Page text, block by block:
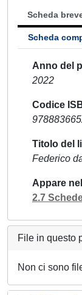
Scheda
Scheda
Anno del
2022
Codice
Titolo del
Federico
Appare
2.7
File in questo
Non ci sono